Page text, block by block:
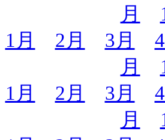
月
1月 2月 3月
月
1月 2月 3月
月